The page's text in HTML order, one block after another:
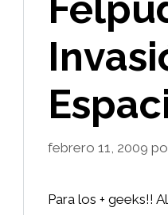
febrero 11, 2009
Para los + geeks!!